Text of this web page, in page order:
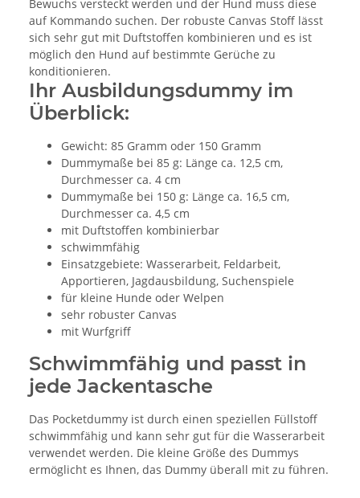
Bewuchs versteckt werden und der Hund muss diese
auf Kommando suchen. Der robuste Canvas Stoff lässt
sich sehr gut mit Duftstoffen kombinieren und es ist
möglich den Hund auf bestimmte Gerüche zu
konditionieren.
Ihr Ausbildungsdummy im
Überblick:
Gewicht: 85 Gramm oder 150 Gramm
Dummymaße bei 85 g: Länge ca. 12,5 cm,
Durchmesser ca. 4 cm
Dummymaße bei 150 g: Länge ca. 16,5 cm,
Durchmesser ca. 4,5 cm
mit Duftstoffen kombinierbar
schwimmfähig
Einsatzgebiete: Wasserarbeit, Feldarbeit,
Apportieren, Jagdausbildung, Suchenspiele
für kleine Hunde oder Welpen
sehr robuster Canvas
mit Wurfgriff
Schwimmfähig und passt in
jede Jackentasche
Das Pocketdummy ist durch einen speziellen Füllstoff
schwimmfähig und kann sehr gut für die Wasserarbeit
verwendet werden. Die kleine Größe des Dummys
ermöglicht es Ihnen, das Dummy überall mit zu führen.